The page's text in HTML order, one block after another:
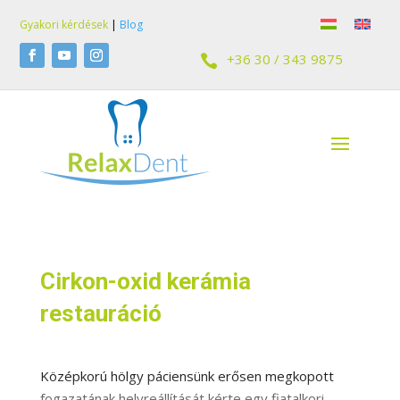
Gyakori kérdések | Blog
 +36 30 / 343 9875
Cirkon-oxid kerámia
restauráció
Középkorú hölgy páciensünk erősen megkopott